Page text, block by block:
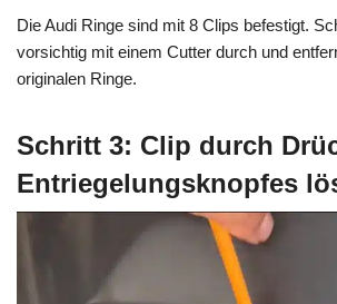
Die Audi Ringe sind mit 8 Clips befestigt.
vorsichtig mit einem Cutter durch und
originalen Ringe.
Schritt 3: Clip durch
Entriegelungsknopfes